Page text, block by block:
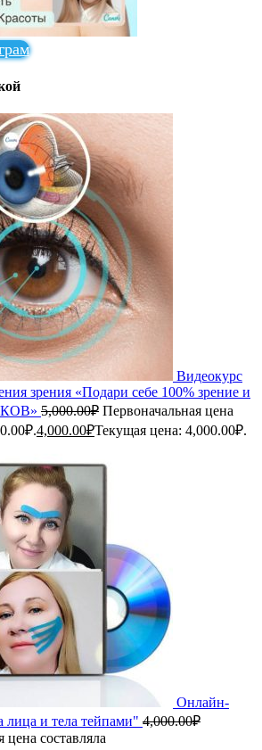
Видеокурс
зрения «Подари себе 100% зрение и
5,000.00₽ Первоначальная цена
4,000.00₽Текущая цена: 4,000.00₽.
Онлайн-
лица и тела тейпами" 4,000.00₽
цена составляла